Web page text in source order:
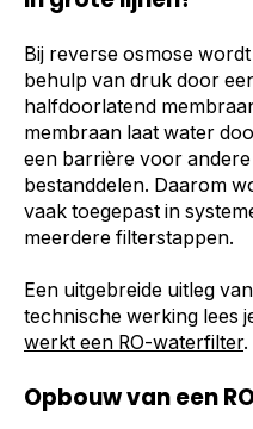
Bij reverse osmose
behulp van druk door
halfdoorlatend
membraan laat water
een barrière voor andere
bestanddelen. Daarom
vaak toegepast in
meerdere filterstappen.
Een uitgebreide uitleg
technische werking lees
werkt een RO-waterfilter.
Opbouw van een